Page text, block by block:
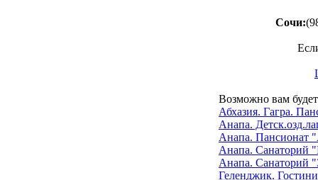
Сочи:
Возможно вам
Абхазия. Гагра.
Анапа.
Анапа. Пансионат
Анапа. Санаторий
Анапа. Санаторий
Геленджик.